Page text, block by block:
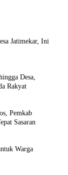
Jatimekar, Ini
Desa,
Rakyat
Pemkab
Sasaran
Warga